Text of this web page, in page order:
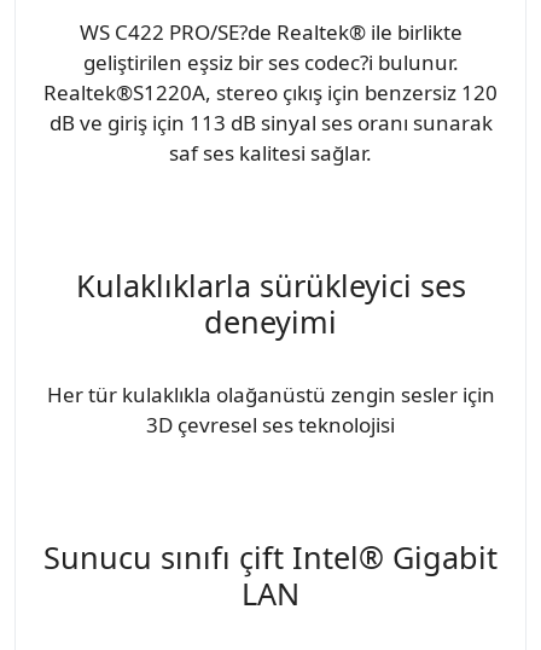
WS C422 PRO/SE?de Realtek® ile birlikte
geliştirilen eşsiz bir ses codec?i bulunur.
Realtek®S1220A, stereo çıkış için benzersiz 120
dB ve giriş için 113 dB sinyal ses oranı sunarak
saf ses kalitesi sağlar.
Kulaklıklarla sürükleyici ses
deneyimi
Her tür kulaklıkla olağanüstü zengin sesler için
3D çevresel ses teknolojisi
Sunucu sınıfı çift Intel® Gigabit
LAN